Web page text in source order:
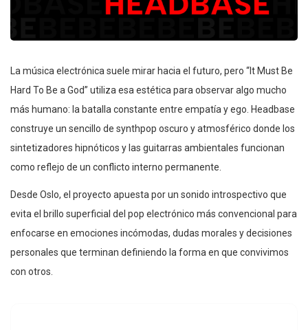
La música electrónica suele mirar hacia el futuro, pero “It Must Be
Hard To Be a God” utiliza esa estética para observar algo mucho
más humano: la batalla constante entre empatía y ego. Headbase
construye un sencillo de synthpop oscuro y atmosférico donde los
sintetizadores hipnóticos y las guitarras ambientales funcionan
como reflejo de un conflicto interno permanente.
Desde Oslo, el proyecto apuesta por un sonido introspectivo que
evita el brillo superficial del pop electrónico más convencional para
enfocarse en emociones incómodas, dudas morales y decisiones
personales que terminan definiendo la forma en que convivimos
con otros.